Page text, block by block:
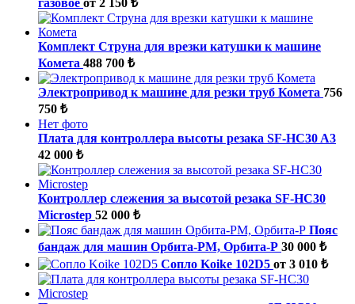
Комплект Струна для врезки катушки к машине
Комета 488 700 ₺
Электропривод к машине для резки труб Комета 756
750 ₺
Нет фото
Плата для контроллера высоты резака SF-HC30 A3
42 000 ₺
Контроллер слежения за высотой резака SF-HC30
Microstep 52 000 ₺
Пояс
бандаж для машин Орбита-РМ, Орбита-Р 30 000 ₺
Сопло Koike 102D5 от 3 010 ₺